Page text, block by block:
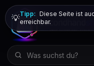
💡Tipp: Diese Seite ist
erreichbar.